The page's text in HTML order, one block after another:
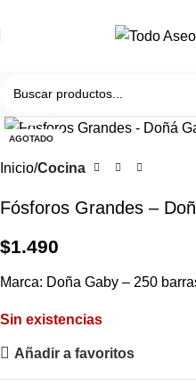
AGOTADO
Clic para agrandar
Inicio Cocina
Fósforos Grandes –
$1.490
Marca: Doña Gaby – 250
Sin existencias
Añadir a favoritos